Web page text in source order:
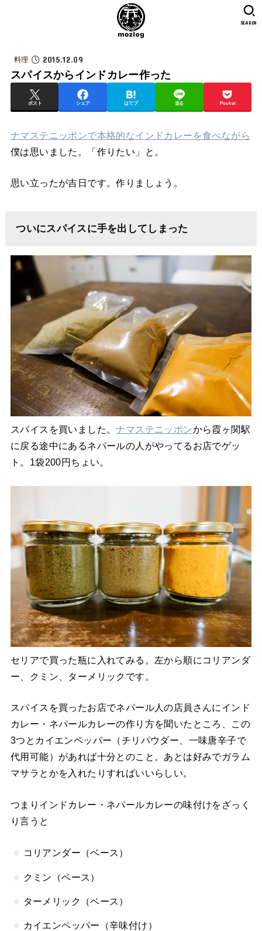
SEARCH
料理 2015.12.09
スパイスからインドカレー作った
ポスト シェア はてブ 送る Pocket
ナマステニッポンで本格的なインドカレーを食べながら
僕は思いました。「作りたい」と。
思い立ったが吉日です。作りましょう。
ついにスパイスに手を出してしまった
スパイスを買いました。ナマステニッポンから霞ヶ関駅
に戻る途中にあるネパールの人がやってるお店でゲッ
ト。1袋200円ちょい。
セリアで買った瓶に入れてみる。左から順にコリアンダ
ー、クミン、ターメリックです。
スパイスを買ったお店でネパール人の店員さんにインド
カレー・ネパールカレーの作り方を聞いたところ、この
3つとカイエンペッパー（チリパウダー、一味唐辛子で
代用可能）があれば十分とのこと。あとは好みでガラム
マサラとかを入れたりすればいいらしい。
つまりインドカレー・ネパールカレーの味付けをざっく
り言うと
コリアンダー（ベース）
クミン（ベース）
ターメリック（ベース）
カイエンペッパー（辛味付け）